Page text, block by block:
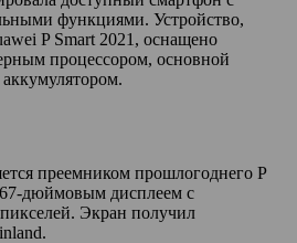
функциями. Устройство,
P Smart 2021, оснащено
процессором, основной
преемником прошлогоднего P
дюймовым дисплеем с
Экран получил